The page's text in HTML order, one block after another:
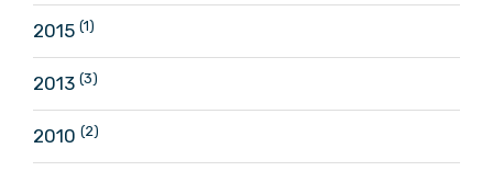
2015 (1)
2013 (3)
2010 (2)